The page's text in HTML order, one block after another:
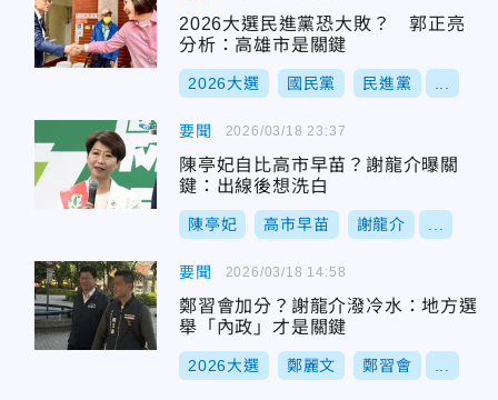
2026大選民進黨恐大敗？ 郭正亮
分析：高雄市是關鍵
2026大選 國民黨 民進黨
要聞
陳亭妃自比高市早苗？謝龍介曝關
鍵：出線後想洗白
陳亭妃 高市早苗 謝龍介
2026/03/18 23:37
要聞
鄭習會加分？謝龍介潑冷水：地方選
舉「內政」才是關鍵
2026大選 鄭麗文 鄭習會
2026/03/18 14:58